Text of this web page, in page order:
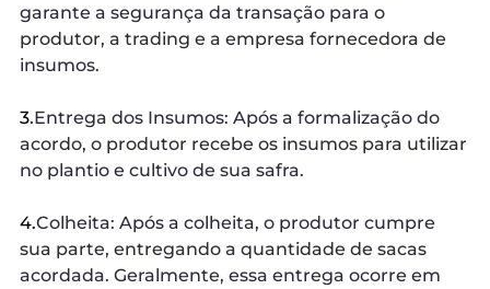
garante a segurança da transação para o
produtor, a trading e a empresa fornecedora de
insumos.
3.Entrega dos Insumos: Após a formalização do
acordo, o produtor recebe os insumos para utilizar
no plantio e cultivo de sua safra.
4.Colheita: Após a colheita, o produtor cumpre
sua parte, entregando a quantidade de sacas
acordada. Geralmente, essa entrega ocorre em